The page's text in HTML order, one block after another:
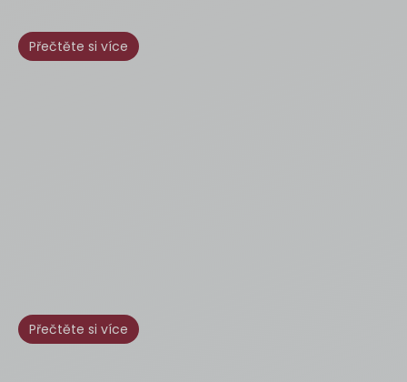
Přečtěte si více
Přečtěte si více